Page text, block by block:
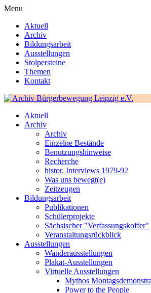
Menu
Aktuell
Archiv
Bildungsarbeit
Ausstellungen
Stolpersteine
Themen
Kontakt
Aktuell
Archiv
Archiv
Einzelne Bestände
Benutzungshinweise
Recherche
histor. Interviews 1979-92
Was uns bewegt(e)
Zeitzeugen
Bildungsarbeit
Publikationen
Schülerprojekte
Sächsischer "Verfassungskoffer"
Veranstaltungsrückblick
Ausstellungen
Wanderausstellungen
Plakat-Ausstellungen
Virtuelle Ausstellungen
Mythos
Power to the People